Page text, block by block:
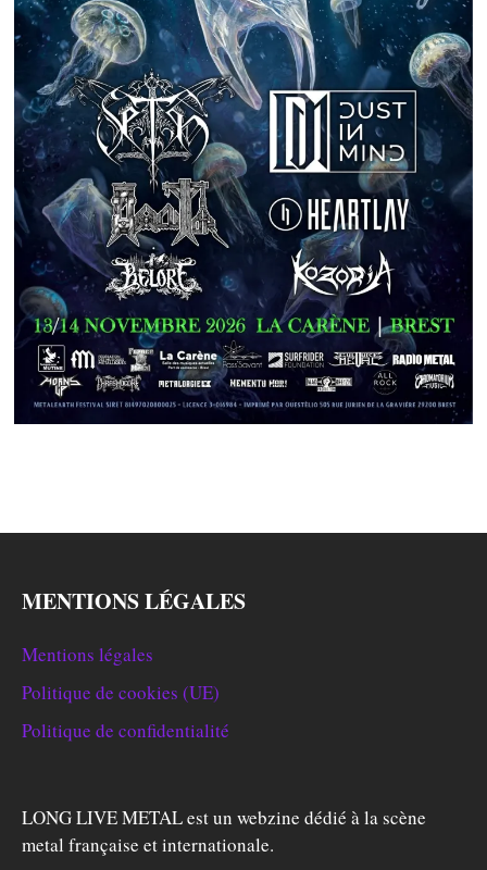
MENTIONS LÉGALES
Mentions légales
Politique de cookies (UE)
Politique de confidentialité
LONG LIVE METAL est un webzine dédié à la scène
metal française et internationale.